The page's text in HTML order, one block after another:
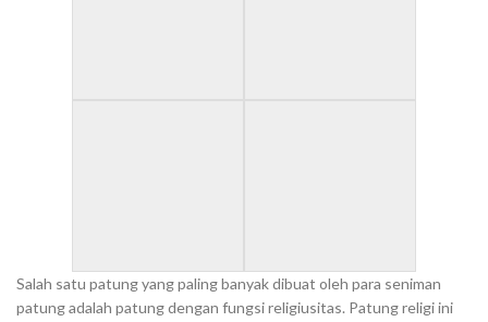
Salah satu patung yang paling banyak dibuat oleh para seniman
patung adalah patung dengan fungsi religiusitas. Patung religi ini